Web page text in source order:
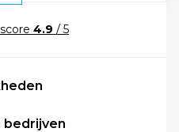
4.9 / 5
bedrijven